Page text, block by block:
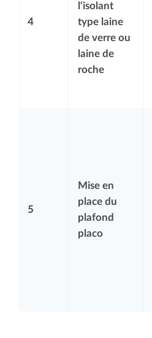
4
l'isolant
type laine
de verre ou
laine de
roche
5
Mise en
place du
plafond
placo